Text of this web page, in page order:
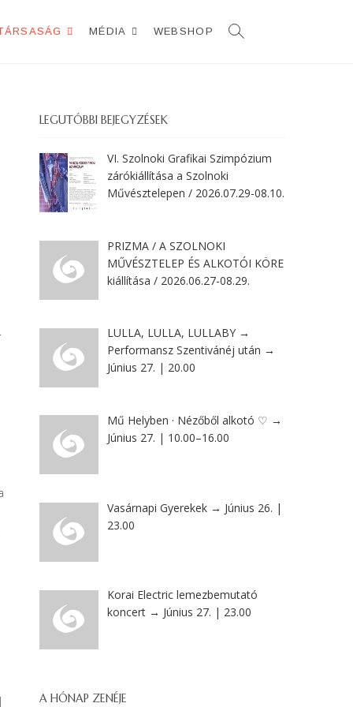
MÉDIA WEBSHOP
LEGUTÓBBI BEJEGYZÉSEK
VI. Szolnoki Grafikai Szimpózium
zárókiállítása a Szolnoki
Művésztelepen / 2026.07.29-08.10.
PRIZMA / A SZOLNOKI
MŰVÉSZTELEP ÉS ALKOTÓI KÖRE
kiállítása / 2026.06.27-08.29.
LULLA, LULLA, LULLABY →
Performansz Szentivánéj után →
Június 27. | 20.00
Mű Helyben · Nézőből alkotó ♡ →
Június 27. | 10.00–16.00
Vasárnapi Gyerekek → Június 26. |
23.00
Korai Electric lemezbemutató
koncert → Június 27. | 23.00
A HÓNAP ZENÉJE